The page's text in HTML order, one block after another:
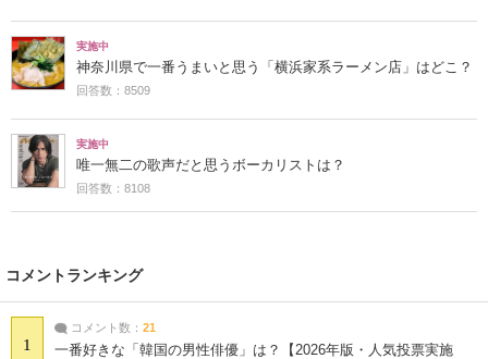
実施中
神奈川県で一番うまいと思う「横浜家系ラーメン店」はどこ？
回答数：8509
実施中
唯一無二の歌声だと思うボーカリストは？
回答数：8108
コメントランキング
1
コメント数： 21
一番好きな「韓国の男性俳優」は？【2026年版・人気投票実施